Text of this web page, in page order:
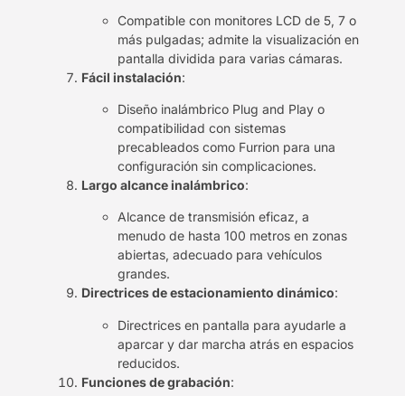
Compatible con monitores LCD de 5, 7 o
más pulgadas; admite la visualización en
pantalla dividida para varias cámaras.
Fácil instalación:
Diseño inalámbrico Plug and Play o
compatibilidad con sistemas
precableados como Furrion para una
configuración sin complicaciones.
Largo alcance inalámbrico:
Alcance de transmisión eficaz, a
menudo de hasta 100 metros en zonas
abiertas, adecuado para vehículos
grandes.
Directrices de estacionamiento dinámico:
Directrices en pantalla para ayudarle a
aparcar y dar marcha atrás en espacios
reducidos.
Funciones de grabación: